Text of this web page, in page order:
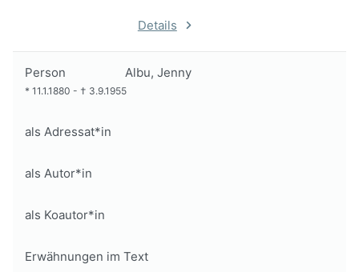
Details
Person Albu, Jenny
* 11.1.1880 - † 3.9.1955
als Adressat*in
als Autor*in
als Koautor*in
Erwähnungen im Text